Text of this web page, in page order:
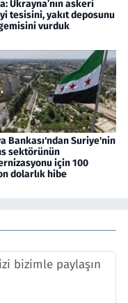
Ukrayna’nın askeri
tesisini, yakıt deposunu
vurduk
Bankası'ndan Suriye'nin
sektörünün
için 100
dolarlık hibe